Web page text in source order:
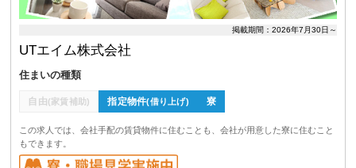
掲載期間：2026年7月30日～
UTエイム株式会社
住まいの種類
自由(家賃補助) 指定物件(借り上げ) 寮
この求人では、会社手配の賃貸物件に住むことも、会社が用意した寮に住むこと
もできます。